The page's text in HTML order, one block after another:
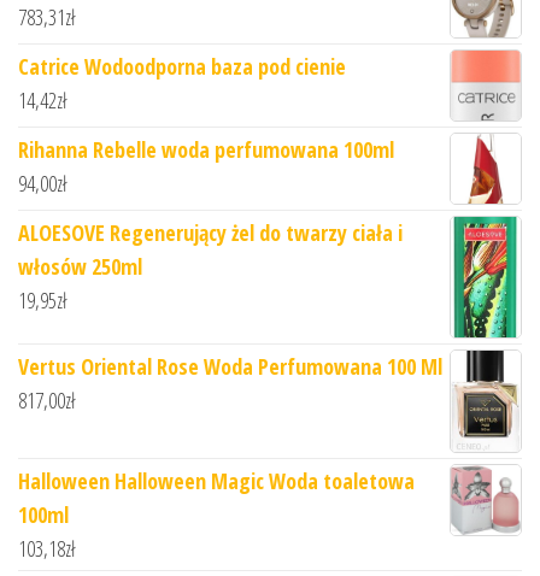
783,31zł
Catrice Wodoodporna baza pod cienie
14,42zł
Rihanna Rebelle woda perfumowana 100ml
94,00zł
ALOESOVE Regenerujący żel do twarzy ciała i
włosów 250ml
19,95zł
Vertus Oriental Rose Woda Perfumowana 100 Ml
817,00zł
Halloween Halloween Magic Woda toaletowa
100ml
103,18zł